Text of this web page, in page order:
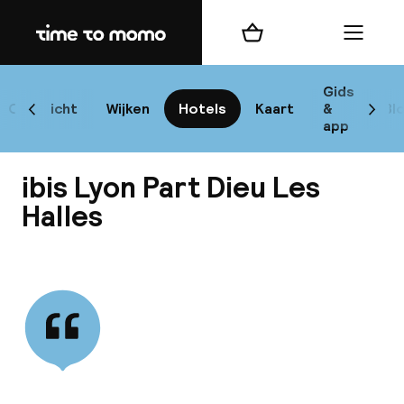
Home
Overzicht Wijken Hotels Kaart
Gids
&
app
Scroll naar links
Winkelmand Menu
ibis Lyon Part Dieu Les
Halles